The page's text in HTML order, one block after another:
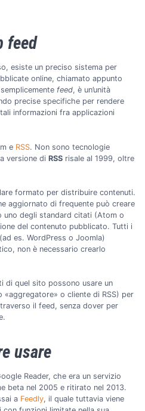
feed
esiste un preciso sistema per
online, chiamato appunto
feed, è un’unità
precise specifiche per rendere
informazioni fra applicazioni
e RSS. Non sono tecnologie
versione di RSS risale al 1999, oltre
formato per distribuire contenuti.
aggiornato di frequente può creare
uno degli standard citati (Atom o
del contenuto pubblicato. Tutti i
es. WordPress o Joomla)
non è necessario crearlo
di quel sito possono usare un
o cliente di RSS) per
il feed, senza dover per
usare
Reader, che era un servizio
beta nel 2005 e ritirato nel 2013.
a Feedly, il quale tuttavia viene